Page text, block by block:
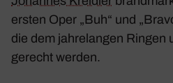
ersten Oper „Buh“ und
die dem jahre­langen Ringen
gerecht werden.